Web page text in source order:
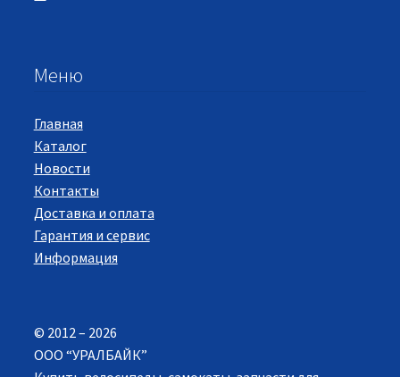
Меню
Главная
Каталог
Новости
Контакты
Доставка и оплата
Гарантия и сервис
Информация
© 2012 – 2026
ООО “УРАЛБАЙК”